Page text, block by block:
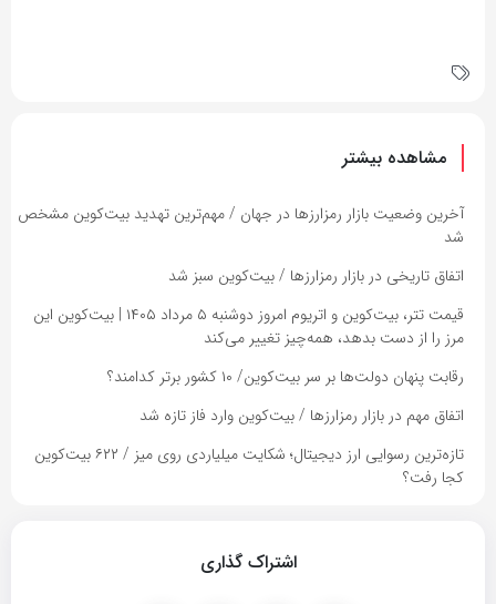
مشاهده بیشتر
آخرین وضعیت بازار رمزارزها در جهان / مهم‌ترین تهدید بیت‌کوین مشخص
شد
اتفاق تاریخی در بازار رمزارزها / بیت‌کوین سبز شد
قیمت تتر، بیت‌کوین و اتریوم امروز دوشنبه ۵ مرداد ۱۴۰۵ | بیت‌کوین این
مرز را از دست بدهد، همه‌چیز تغییر می‌کند
رقابت پنهان دولت‌ها بر سر بیت‌کوین/ ۱۰ کشور برتر کدامند؟
اتفاق مهم در بازار رمزارزها / بیت‌کوین وارد فاز تازه شد
تازه‌ترین رسوایی ارز دیجیتال؛ شکایت میلیاردی روی میز / ۶۲۲ بیت‌کوین
کجا رفت؟
اشتراک گذاری